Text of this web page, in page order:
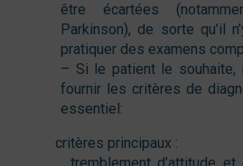
être écartées
Parkinson), de sorte qu’il
pratiquer des examens
– Si le patient le
fournir les critères de
essentiel:
critères principaux :